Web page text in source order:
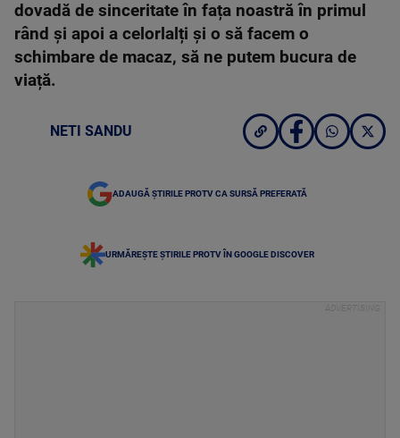
dovadă de sinceritate în fața noastră în primul
rând și apoi a celorlalți și o să facem o
schimbare de macaz, să ne putem bucura de
viață.
NETI SANDU
ADAUGĂ ȘTIRILE PROTV CA SURSĂ PREFERATĂ
URMĂREȘTE ȘTIRILE PROTV ÎN GOOGLE DISCOVER